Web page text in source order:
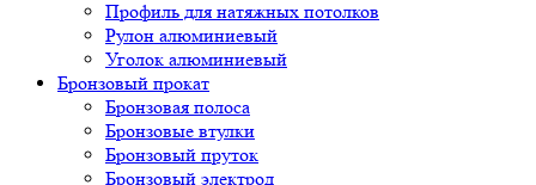
Профиль для натяжных потолков
Рулон алюминиевый
Уголок алюминиевый
Бронзовый прокат
Бронзовая полоса
Бронзовые втулки
Бронзовый пруток
Бронзовый электрод